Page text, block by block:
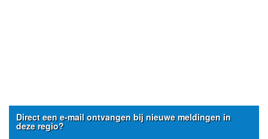
Direct een e-mail ontvangen bij nieuwe meldingen in
deze regio?